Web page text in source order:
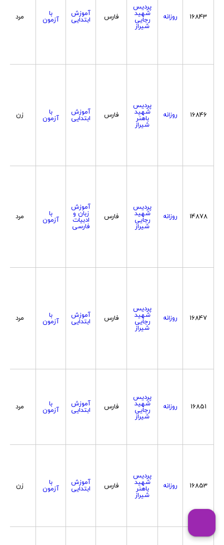
16843 روزانه
پردیس
شهید
رجایی
شیراز
فارس آموزش
ابتدایی
با
آزمون مرد
16846 روزانه
پردیس
شهید
باهنر
شیراز
فارس آموزش
ابتدایی
با
آزمون زن
14878 روزانه
پردیس
شهید
رجایی
شیراز
فارس
آموزش
زبان و
ادبیات
فارسی
با
آزمون مرد
16847 روزانه
پردیس
شهید
رجایی
شیراز
فارس آموزش
ابتدایی
با
آزمون مرد
16851 روزانه
پردیس
شهید
رجایی
شیراز
فارس آموزش
ابتدایی
با
آزمون مرد
16853 روزانه
پردیس
شهید
باهنر
شیراز
فارس آموزش
ابتدایی
با
آزمون زن